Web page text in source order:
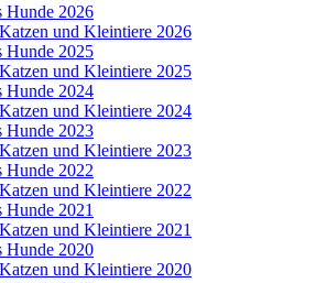
Hunde 2026
und Kleintiere 2026
Hunde 2025
und Kleintiere 2025
Hunde 2024
und Kleintiere 2024
Hunde 2023
und Kleintiere 2023
Hunde 2022
und Kleintiere 2022
Hunde 2021
und Kleintiere 2021
Hunde 2020
und Kleintiere 2020